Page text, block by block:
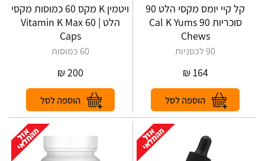
קל קיי יומס מקסי הלט 90
סוכריות Cal K Yums 90
Chews
90 לכסניות
164
₪
ויטמין K מקס 60 כמוסות מקסי
הלט | Vitamin K Max 60
Caps
60 כמוסות
200
₪